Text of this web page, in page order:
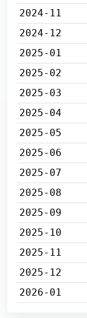
2024-11
2024-12
2025-01
2025-02
2025-03
2025-04
2025-05
2025-06
2025-07
2025-08
2025-09
2025-10
2025-11
2025-12
2026-01